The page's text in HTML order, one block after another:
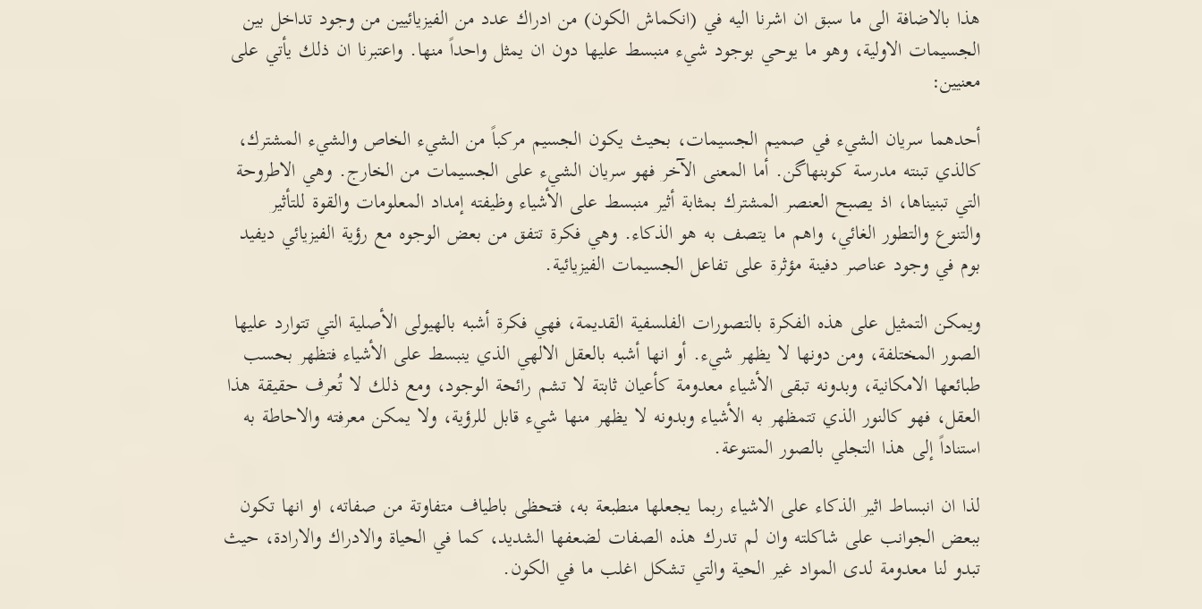
هذا بالاضافة الى ما سبق ان اشرنا اليه في (انكماش الكون) من ادراك عدد من الفيزيائيين من وجود تداخل بين
الجسيمات الاولية، وهو ما يوحي بوجود شيء منبسط عليها دون ان يمثل واحداً منها. واعتبرنا ان ذلك يأتي على
معنيين:
أحدهما سريان الشيء في صميم الجسيمات، بحيث يكون الجسيم مركباً من الشيء الخاص والشيء المشترك،
كالذي تبنته مدرسة كوبنهاگن. أما المعنى الآخر فهو سريان الشيء على الجسيمات من الخارج. وهي الاطروحة
التي تبنيناها، اذ يصبح العنصر المشترك بمثابة أثير منبسط على الأشياء وظيفته إمداد المعلومات والقوة للتأثير
والتنوع والتطور الغائي، واهم ما يتصف به هو الذكاء. وهي فكرة تتفق من بعض الوجوه مع رؤية الفيزيائي ديفيد
بوم في وجود عناصر دفينة مؤثرة على تفاعل الجسيمات الفيزيائية.
ويمكن التمثيل على هذه الفكرة بالتصورات الفلسفية القديمة، فهي فكرة أشبه بالهيولى الأصلية التي تتوارد عليها
الصور المختلفة، ومن دونها لا يظهر شيء. أو انها أشبه بالعقل الالهي الذي ينبسط على الأشياء فتظهر بحسب
طبائعها الامكانية، وبدونه تبقى الأشياء معدومة كأعيان ثابتة لا تشم رائحة الوجود، ومع ذلك لا تُعرف حقيقة هذا
العقل، فهو كالنور الذي تتمظهر به الأشياء وبدونه لا يظهر منها شيء قابل للرؤية، ولا يمكن معرفته والاحاطة به
استناداً إلى هذا التجلي بالصور المتنوعة.
لذا ان انبساط اثير الذكاء على الاشياء ربما يجعلها منطبعة به، فتحظى باطياف متفاوتة من صفاته، او انها تكون
ببعض الجوانب على شاكلته وان لم تدرك هذه الصفات لضعفها الشديد، كما في الحياة والادراك والارادة، حيث
تبدو لنا معدومة لدى المواد غير الحية والتي تشكل اغلب ما في الكون.